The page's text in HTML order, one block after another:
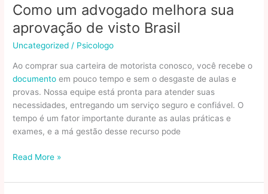
De
Aplicativos
Móveis
Brasil
Como um advogado melhora sua
aprovação de visto Brasil
Uncategorized / Psicologo
Ao comprar sua carteira de motorista conosco, você recebe o
documento em pouco tempo e sem o desgaste de aulas e
provas. Nossa equipe está pronta para atender suas
necessidades, entregando um serviço seguro e confiável. O
tempo é um fator importante durante as aulas práticas e
exames, e a má gestão desse recurso pode
Como
advogado
Read More »